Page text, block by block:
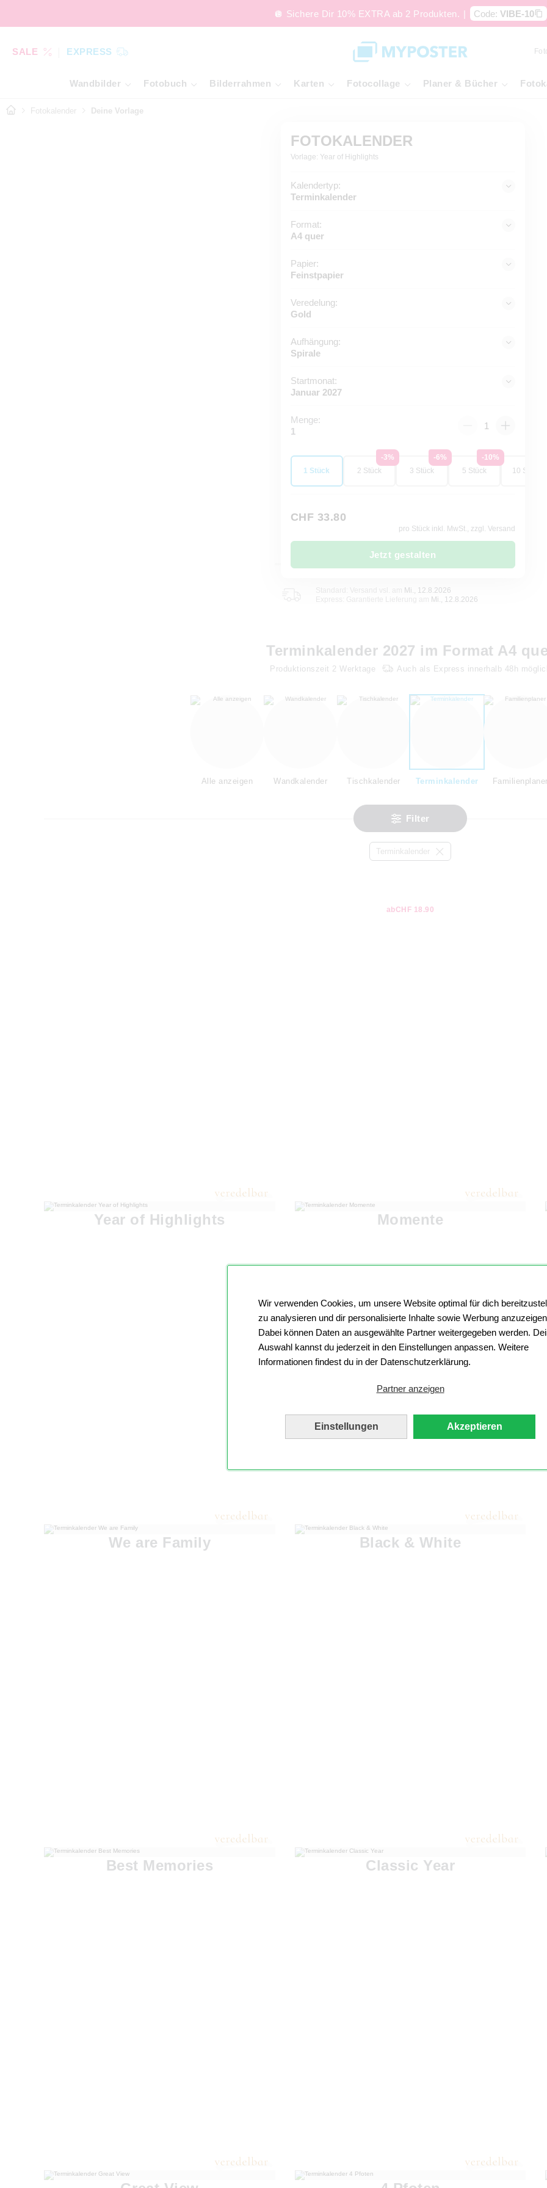
Wir verwenden Cookies, um unsere Website optimal für dich
zu analysieren und dir personalisierte Inhalte sowie Werbung
Dabei können Daten an ausgewählte Partner weitergegeben werden.
Auswahl kannst du jederzeit in den Einstellungen anpassen. Weitere
Informationen findest du in der Datenschutzerklärung.
Partner anzeigen
Einstellungen Akzeptieren
🪩 Sichere Dir 10% EXTRA ab 2 Produkten. | Code: VIBE-10
SALE EXPRESS
Wandbilder Fotobuch Bilderrahmen Karten Fotocollage Planer & Bücher
Fotokalender Deine Vorlage
FOTOKALENDER
Vorlage: Year of Highlights
Kalendertyp:
Terminkalender
Format:
A4 quer
Papier:
Feinstpapier
Veredelung:
Gold
Aufhängung:
Spirale
Startmonat:
Januar 2027
Menge:
1
1 Stück
-3%
2 Stück
-6%
3 Stück
-10%
5 Stück
10 Stück
CHF 33.80
pro Stück inkl. MwSt., zzgl. Versand
Jetzt gestalten
Mi., 12.8.2026
Express: Garantierte Lieferung am Mi., 12.8.2026
Terminkalender 2027 im Format A4
Produktionszeit 2 Werktage Auch als Express innerhalb 48h
Alle anzeigen Wandkalender Tischkalender Terminkalender Familienplaner
Filter
Terminkalender
abCHF 18.90
Year of Highlights Momente
We are Family Black & White
Best Memories Classic Year